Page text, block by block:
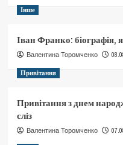
Інше
Іван Франко: біографія,
Валентина Торомченко
Привітання
Привітання з днем
сліз
Валентина Торомченко